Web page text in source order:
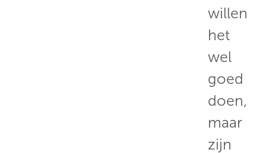
willen
het
wel
goed
doen,
maar
zijn